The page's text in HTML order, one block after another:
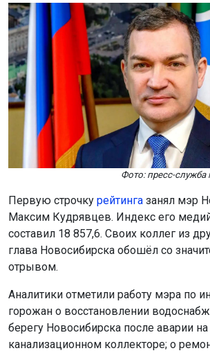
Фото: пресс-
Первую строчку рейтинга занял мэр
Максим Кудрявцев. Индекс его
составил 18 857,6. Своих коллег из
глава Новосибирска обошёл со
отрывом.
Аналитики отметили работу мэра по
горожан о восстановлении
берегу Новосибирска после аварии на
канализационном коллекторе; о